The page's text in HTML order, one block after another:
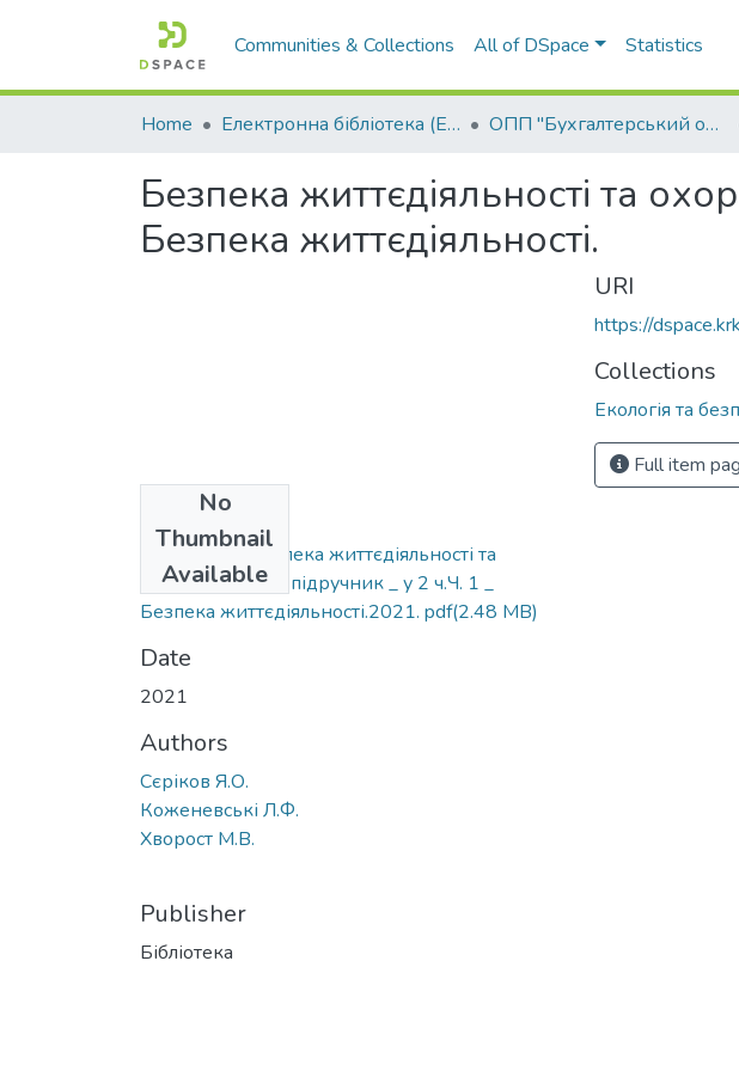
Communities & Collections All of DSpace Statistics
Home Електронна бібліотека (E-Book) ОПП "Бухгалтерський облік"
Безпека життєдіяльності та
Безпека життєдіяльності.
No
Thumbnail
Available
Сєріков Я.О.Безпека життєдіяльності та
охорона праці _ підручник _ у 2 ч.Ч. 1 _
Безпека життєдіяльності.2021. pdf(2.48 MB)
Date
2021
Authors
Сєріков Я.О.
Коженевські Л.Ф.
Хворост М.В.
Publisher
Бібліотека
URI
https://
Collections
Екологія та
Full item